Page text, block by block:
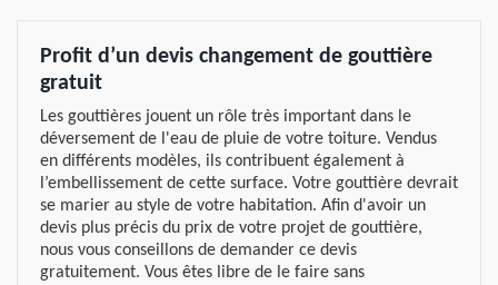
Profit d’un devis changement de gouttière
gratuit
Les gouttières jouent un rôle très important dans le
déversement de l'eau de pluie de votre toiture. Vendus
en différents modèles, ils contribuent également à
l’embellissement de cette surface. Votre gouttière devrait
se marier au style de votre habitation. Afin d'avoir un
devis plus précis du prix de votre projet de gouttière,
nous vous conseillons de demander ce devis
gratuitement. Vous êtes libre de le faire sans